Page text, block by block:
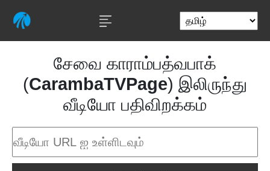
சேவை காராம்பத்வபாக்
(CarambaTVPage) இலிருந்து
வீடியோ பதிவிறக்கம்